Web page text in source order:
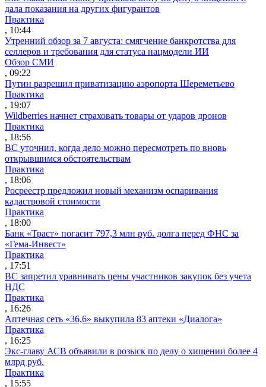
дала показания на других фигурантов
Практика
, 10:44
Утренний обзор за 7 августа: смягчение банкротства для
селлеров и требования для статуса нацмодели ИИ
Обзор СМИ
, 09:22
Путин разрешил приватизацию аэропорта Шереметьево
Практика
, 19:07
Wildberries начнет страховать товары от ударов дронов
Практика
, 18:56
ВС уточнил, когда дело можно пересмотреть по вновь
открывшимся обстоятельствам
Практика
, 18:06
Росреестр предложил новый механизм оспаривания
кадастровой стоимости
Практика
, 18:00
Банк «Траст» погасит 797,3 млн руб. долга перед ФНС за
«Гема-Инвест»
Практика
, 17:51
ВС запретил уравнивать цены участников закупок без учета
НДС
Практика
, 16:26
Аптечная сеть «36,6» выкупила 83 аптеки «Диалога»
Практика
, 16:25
Экс-главу АСВ объявили в розыск по делу о хищении более 4
млрд руб.
Практика
, 15:55